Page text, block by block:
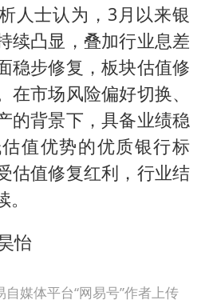
人士认为，3月以来银
续凸显，叠加行业息差
稳步修复，板块估值修
在市场风险偏好切换、
的背景下，具备业绩稳
值优势的优质银行标
估值修复红利，行业结
怡
媒体平台“网易号”作者上传